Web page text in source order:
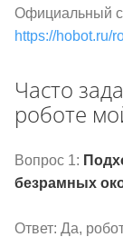
Официальный
https://hobot.ru/
Часто
роботе
Вопрос 1:
безрамных
Ответ: Да,